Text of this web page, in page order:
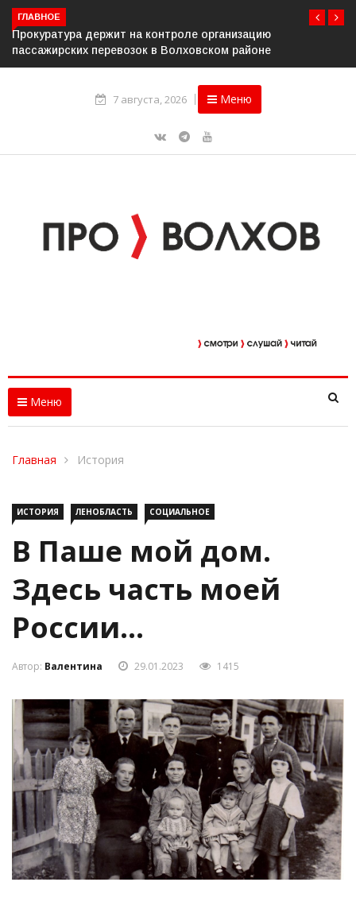
ГЛАВНОЕ
Прокуратура держит на контроле организацию
пассажирских перевозок в Волховском районе
7 августа, 2026 Меню
Меню
Главная История
ИСТОРИЯ ЛЕНОБЛАСТЬ СОЦИАЛЬНОЕ
В Паше мой дом.
Здесь часть моей
России…
Автор: Валентина 29.01.2023 1415